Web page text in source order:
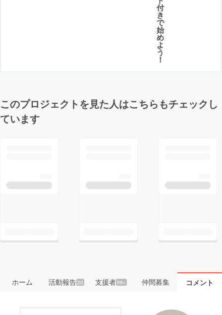
付
き
で
始
め
よ
う
！
このプロジェクトを見た人はこちらもチェックし
ています
ホーム 活動報告20 支援者99+ 仲間募集 コメント